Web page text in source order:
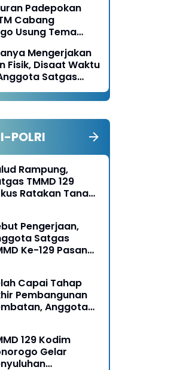
IPSI
Tahun 2026
Padepokan
Cabang
Usung Tema
Berkarya
Keikhlasan dan
dengan
Mengerjakan
Fisik, Disaat Waktu
Satgas
129 Juga Turun
Bantu Warga
POLRI
Rampung,
TMMD 129
Ratakan Tanah
Pengerjaan,
Satgas
Ke-129 Pasang
Capai Tahap
Pembangunan
Anggota
129 Kodim
Gelar